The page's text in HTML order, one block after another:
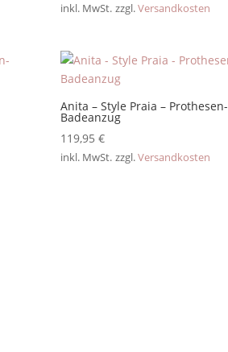
inkl. MwSt. zzgl.Versandkosten
Anita – Style Praia – Prothesen-
Badeanzug
119,95 €
inkl. MwSt. zzgl.Versandkosten